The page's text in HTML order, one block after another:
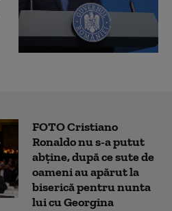
FOTO Cristiano
Ronaldo nu s-a putut
abține, după ce sute de
oameni au apărut la
biserică pentru nunta
lui cu Georgina